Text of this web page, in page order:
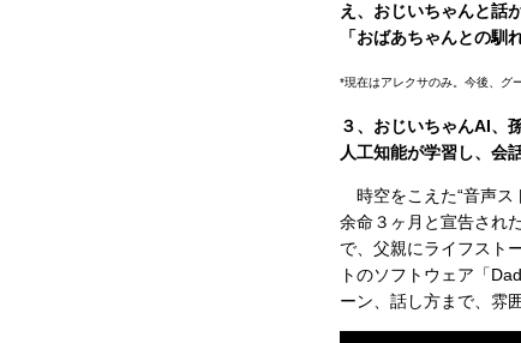
え、おじいちゃんと話
「おばあちゃんとの馴
*現在はアレクサのみ。今後、グ
３、おじいちゃんAI、
人工知能が学習し、会
時空をこえた“音声ス
余命３ヶ月と宣告され
で、父親にライフスト
トのソフトウェア「
ーン、話し方まで、雰